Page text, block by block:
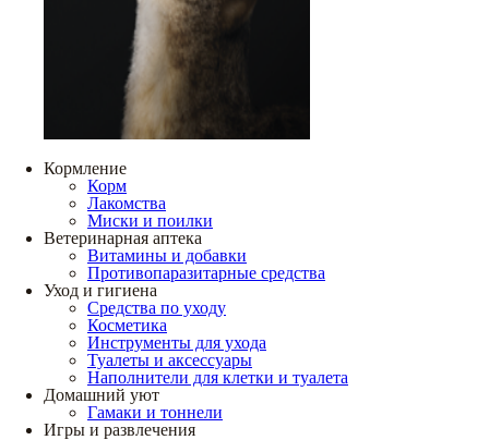
Кормление
Корм
Лакомства
Миски и поилки
Ветеринарная аптека
Витамины и добавки
Противопаразитарные средства
Уход и гигиена
Средства по уходу
Косметика
Инструменты для ухода
Туалеты и аксессуары
Наполнители для клетки и туалета
Домашний уют
Гамаки и тоннели
Игры и развлечения